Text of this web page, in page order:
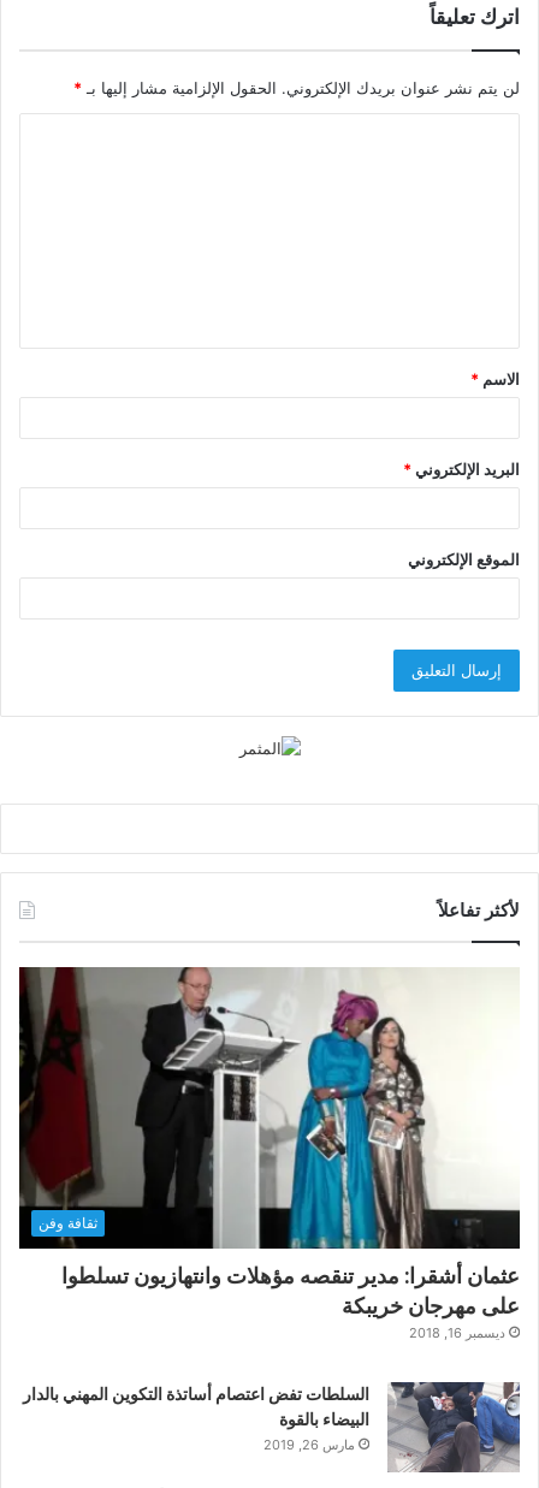
اترك تعليقاً
لن يتم نشر عنوان بريدك الإلكتروني. الحقول الإلزامية مشار إليها بـ *
ق
*
الاسم *
البريد الإلكتروني*
الموقع الإلكتروني
لأكثر تفاعلاً
ثقافة وفن
عثمان أشقرا: مدير تنقصه مؤهلات وانتهازيون تسلطوا
على مهرجان خريبكة
ديسمبر 16, 2018
السلطات تفض اعتصام أساتذة التكوين المهني بالدار
البيضاء بالقوة
مارس 26, 2019